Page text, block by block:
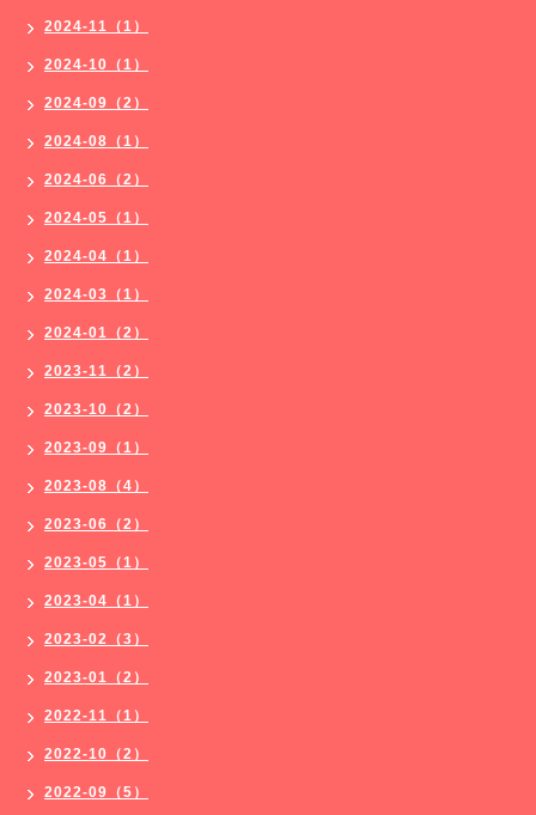
2024-11（1）
2024-10（1）
2024-09（2）
2024-08（1）
2024-06（2）
2024-05（1）
2024-04（1）
2024-03（1）
2024-01（2）
2023-11（2）
2023-10（2）
2023-09（1）
2023-08（4）
2023-06（2）
2023-05（1）
2023-04（1）
2023-02（3）
2023-01（2）
2022-11（1）
2022-10（2）
2022-09（5）